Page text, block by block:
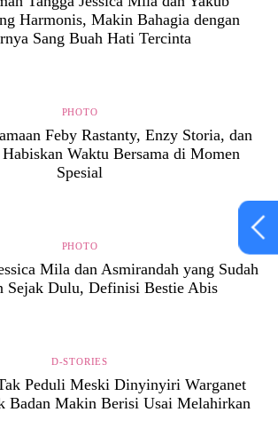
Harmonis, Makin Bahagia dengan
Sang Buah Hati Tercinta
PHOTO
Feby Rastanty, Enzy Storia, dan
Waktu Bersama di Momen
Spesial
PHOTO
Mila dan Asmirandah yang Sudah
Sejak Dulu, Definisi Bestie Abis
D-STORIES
Peduli Meski Dinyinyiri Warganet
Badan Makin Berisi Usai Melahirkan